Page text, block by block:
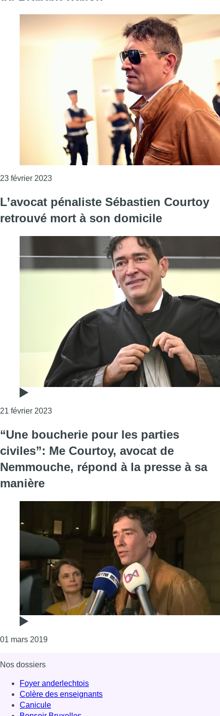
23 février 2023Consulter l'article "Décès de l’avocat
L’avocat pénaliste Sébastien Courtoy
retrouvé mort à son domicile
21 février 2023Consulter l'article "L’avocat pénaliste
“Une boucherie pour les parties
civiles”: Me Courtoy, avocat de
Nemmouche, répond à la presse à sa
manière
01 mars 2019Consulter l'article "“Une boucherie pour les
Nos dossiers
Foyer anderlechtois
Colère des enseignants
Canicule